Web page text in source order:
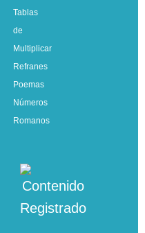
Tablas
de
Multiplicar
Refranes
Poemas
Números
Romanos